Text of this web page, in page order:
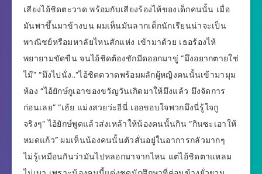
เสียงไอ้ชิดตะวาด พร้อมกับเสียงร้องไห้ของเด็กคนนั้น เมื่อ
มันพาขึ้นมาข้างบน ผมเห็นมันลากเด็กนักเรียนน่าจะเป็น
พาณิชย์หรือมหาลัยไหนสักแห่ง เข้ามาด้วย เธอร้องไห้
พยายามขัดขืน จนไอ้ชิดต้องชักมีดออกมาขู่ “มึงอยากตายใช่
ไม๊” “มึงไปนั่ง..”ไอ้ชิดตวาดพร้อมผลักผู้หญิงคนนั้นเข้ามามุม
ห้อง “ไอ้ยักษ์กูเอาของขวัญวันเกิดมาให้มึงแล้ว มึงจัดการ
ก่อนเลย” “เฮ้ย แม่งสวยว่ะอีนี่ เออขอบใจพวกมึงนี่รู้ใจกู
จริงๆ” ไอ้ยักษ์พูดแล้วส่งเหล้าให้น้องคนนั้นกิน “กินซะเอาให้
หมดแก้ว” ผมเห็นน้องคนนั้นตัวสั่นอยู่ในอาการกลัวมากๆ
ไม่รู้เหมือนกันว่ามันไปหลอกมาจากไหน แต่ไอ้ชิดตาแหลม